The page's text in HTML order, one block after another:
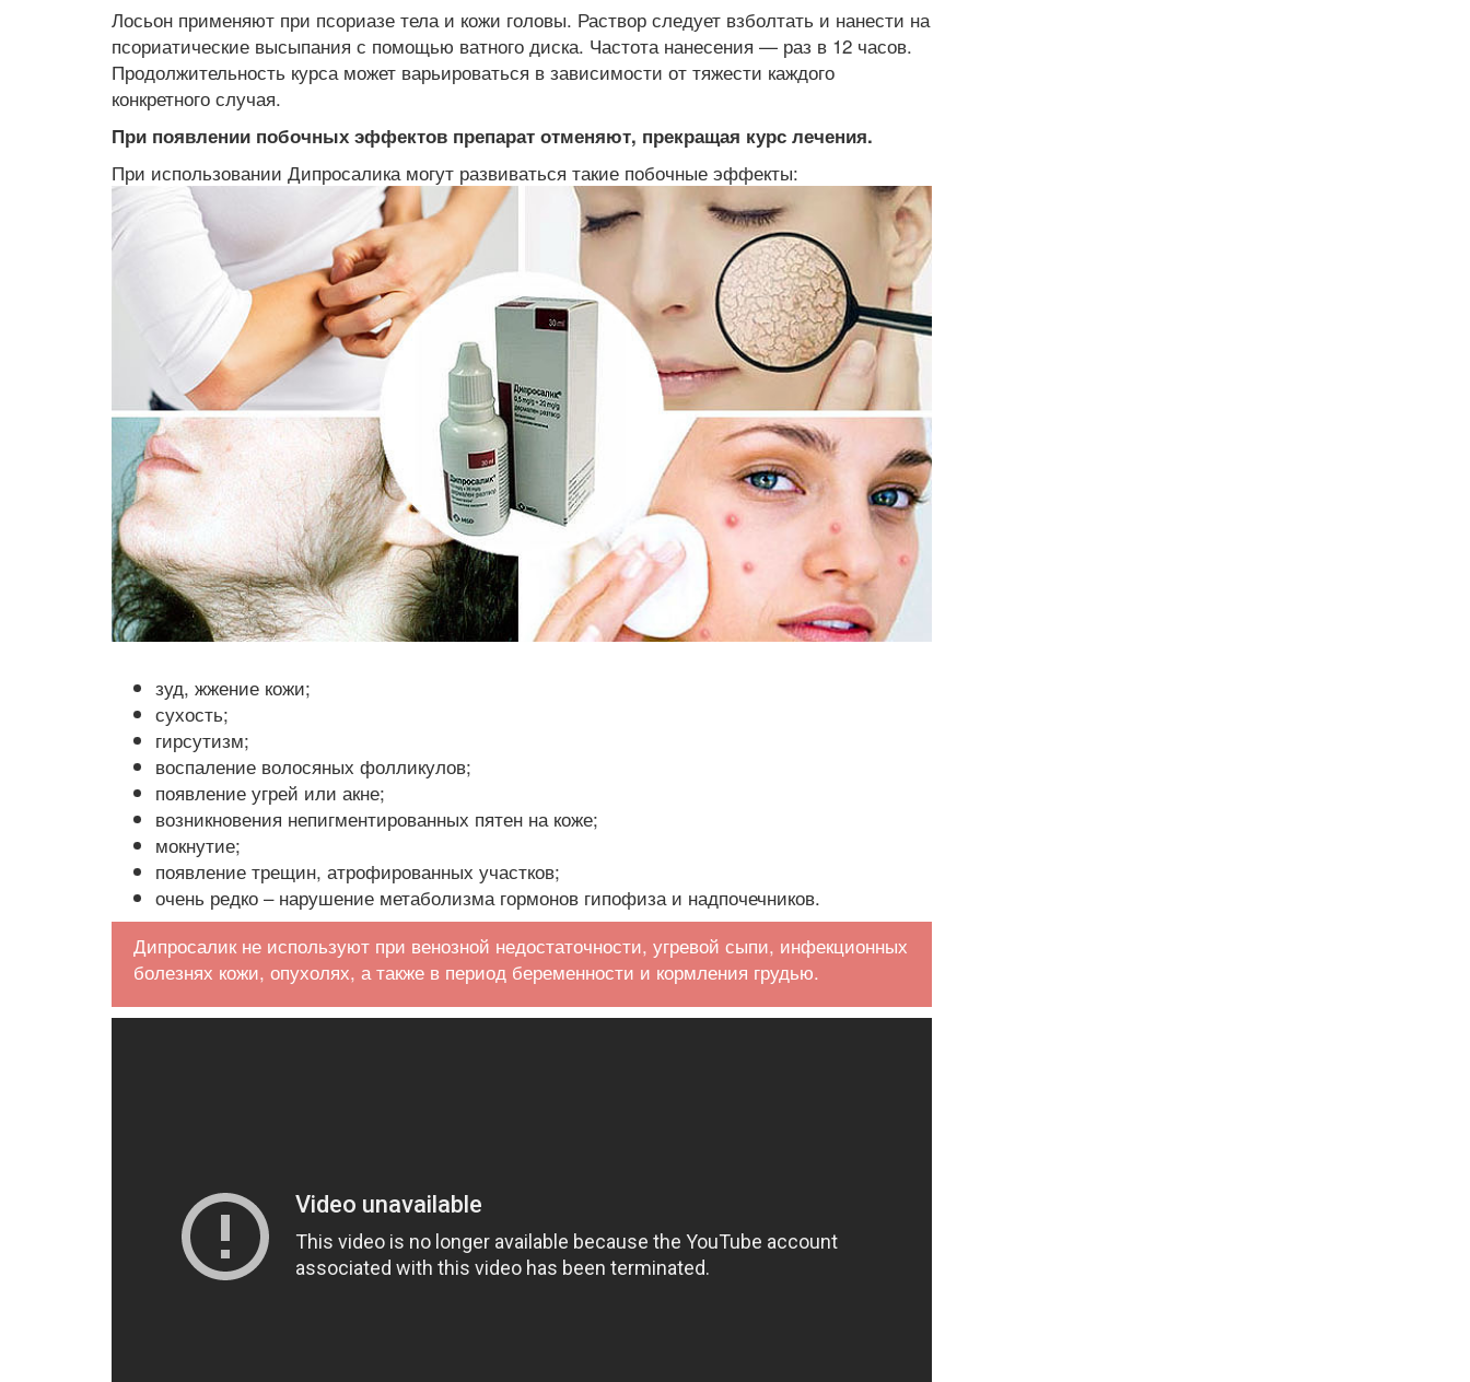
Лосьон применяют при псориазе тела и кожи головы. Раствор следует взболтать и нанести на
псориатические высыпания с помощью ватного диска. Частота нанесения — раз в 12 часов.
Продолжительность курса может варьироваться в зависимости от тяжести каждого
конкретного случая.
При появлении побочных эффектов препарат отменяют, прекращая курс лечения.
При использовании Дипросалика могут развиваться такие побочные эффекты:
зуд, жжение кожи;
сухость;
гирсутизм;
воспаление волосяных фолликулов;
появление угрей или акне;
возникновения непигментированных пятен на коже;
мокнутие;
появление трещин, атрофированных участков;
очень редко – нарушение метаболизма гормонов гипофиза и надпочечников.
Дипросалик не используют при венозной недостаточности, угревой сыпи, инфекционных
болезнях кожи, опухолях, а также в период беременности и кормления грудью.